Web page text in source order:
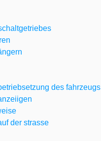
des fahrzeugs
der strasse